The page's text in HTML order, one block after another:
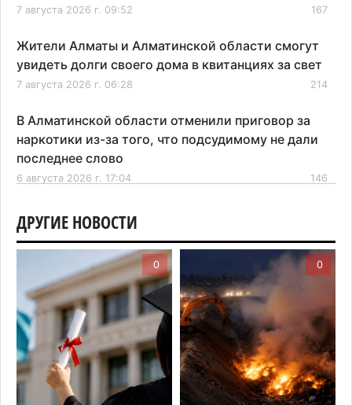
7 августа 2026 г. 09:52 167
Жители Алматы и Алматинской области смогут
увидеть долги своего дома в квитанциях за свет
7 августа 2026 г. 06:28 214
В Алматинской области отменили приговор за
наркотики из-за того, что подсудимому не дали
последнее слово
6 августа 2026 г. 17:04 146
Проезд по БАКАД резко подорожал: в
Алматинской области начали действовать новые
тарифы
6 августа 2026 г. 14:36 200
Сильнейшие дзюдоисты мира приехали на
сборы в Алматинскую область
6 августа 2026 г. 12:12 164
Первый раз с ИИ в первый класс: казахстанских
первоклассников начнут учить искусственному
ДРУГИЕ НОВОСТИ
0 0